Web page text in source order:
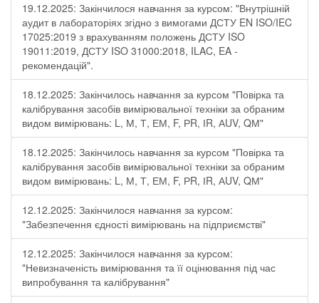
19.12.2025: Закінчилося навчання за курсом: "Внутрішній
аудит в лабораторіях згідно з вимогами ДСТУ EN ISO/IEC
17025:2019 з врахуванням положень ДСТУ ISO
19011:2019, ДСТУ ISO 31000:2018, ILAC, EA -
рекомендацій".
18.12.2025: Закінчилось навчання за курсом "Повірка та
калібрування засобів вимірювальної техніки за обраним
видом вимірювань: L, М, Т, ЕМ, F, РR, ІR, АUV, QМ"
18.12.2025: Закінчилось навчання за курсом "Повірка та
калібрування засобів вимірювальної техніки за обраним
видом вимірювань: L, М, Т, ЕМ, F, РR, ІR, АUV, QМ"
12.12.2025: Закінчилося навчання за курсом:
"Забезпечення єдності вимірювань на підприємстві"
12.12.2025: Закінчилося навчання за курсом:
"Невизначеність вимірювання та її оцінювання під час
випробування та калібрування"